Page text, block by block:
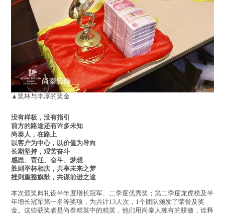
▲奖杯与丰厚的奖金
没有样板，没有指引
前方的路途还有许多未知
尚泰人，在路上
以客户为中心，以价值为导向
长期坚持，艰苦奋斗
感恩、责任、奋斗、梦想
胜则举杯相庆，共享未来之梦
挫则重整旗鼓，共谋前进之途
本次颁奖典礼设半年度增长冠军、二季度优秀奖；第二季度龙虎榜及半
年增长冠军第一名等奖项，为共计13人次，1个团队颁发了荣誉及奖
金。这些获奖者是尚泰精英中的精英，他们用尚泰人独有的骄傲，诠释